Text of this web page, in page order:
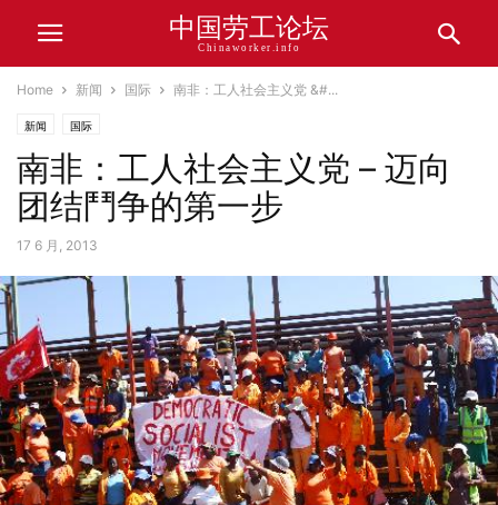
中国劳工论坛
Chinaworker.info
Home 新闻 国际 南非：工人社会主义党 &#...
新闻 国际
南非：工人社会主义党 – 迈向
团结鬥争的第一步
17 6 月, 2013